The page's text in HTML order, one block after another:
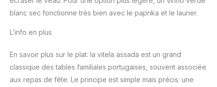
blanc sec fonctionne très bien avec le paprika et le laurier.
L’info en plus
En savoir plus sur le plat: la vitela assada est un grand
classique des tables familiales portugaises, souvent associée
aux repas de fête. Le principe est simple mais précis: une